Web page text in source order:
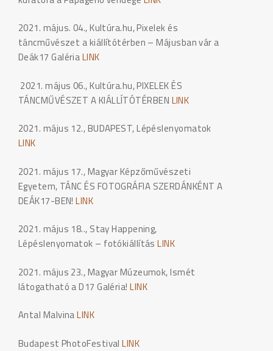
2021. május. 04., Kultúra.hu, Pixelek és
táncművészet a kiállítótérben – Májusban vár a
Deák17 GalériaLINK
2021. május 06., Kultúra.hu, PIXELEK ÉS
TÁNCMŰVÉSZET A KIÁLLÍTÓTÉRBEN LINK
2021. május 12., BUDAPEST, Lépéslenyomatok
LINK
2021. május 17., Magyar Képzőművészeti
Egyetem, TÁNC ÉS FOTOGRÁFIA SZERDÁNKÉNT A
DEÁK17-BEN!LINK
2021. május 18.., Stay Happening,
Lépéslenyomatok – fotókiállításLINK
2021. május 23., Magyar Múzeumok, Ismét
látogatható a D17 Galéria!LINK
Antal MalvinaLINK
Budapest PhotoFestivalLINK